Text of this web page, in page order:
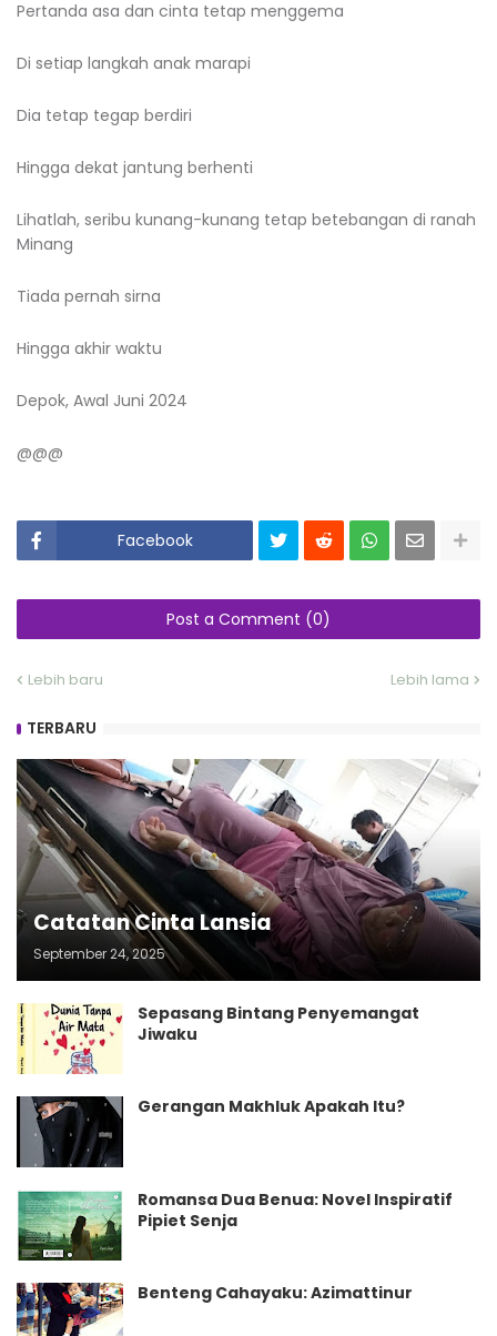
Pertanda asa dan cinta tetap menggema
Di setiap langkah anak marapi
Dia tetap tegap berdiri
Hingga dekat jantung berhenti
Lihatlah, seribu kunang-kunang tetap betebangan di ranah
Minang
Tiada pernah sirna
Hingga akhir waktu
Depok, Awal Juni 2024
@@@
Facebook
Post a Comment (0)
Lebih baru Lebih lama
TERBARU
Catatan Cinta Lansia
September 24, 2025
Sepasang Bintang Penyemangat
Jiwaku
Gerangan Makhluk Apakah Itu?
Romansa Dua Benua: Novel Inspiratif
Pipiet Senja
Benteng Cahayaku: Azimattinur